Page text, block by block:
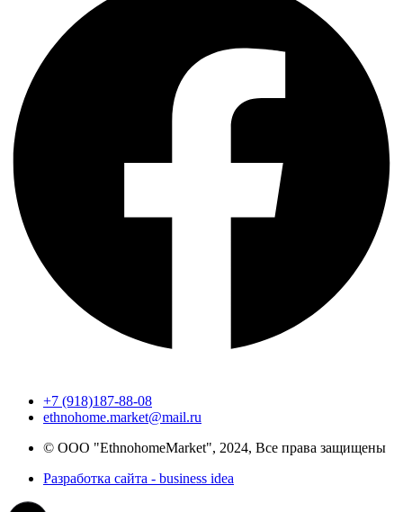
+7 (918)187-88-08
ethnohome.market@mail.ru
© ООО "EthnohomeMarket", 2024, Все права защищены
Разработка сайта - business idea